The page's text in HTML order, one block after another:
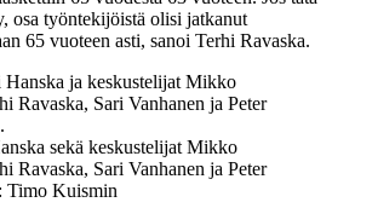
osa työntekijöistä olisi jatkanut
65 vuoteen asti, sanoi Terhi Ravaska.
sekä keskustelijat Mikko
Ravaska, Sari Vanhanen ja Peter
Timo Kuismin